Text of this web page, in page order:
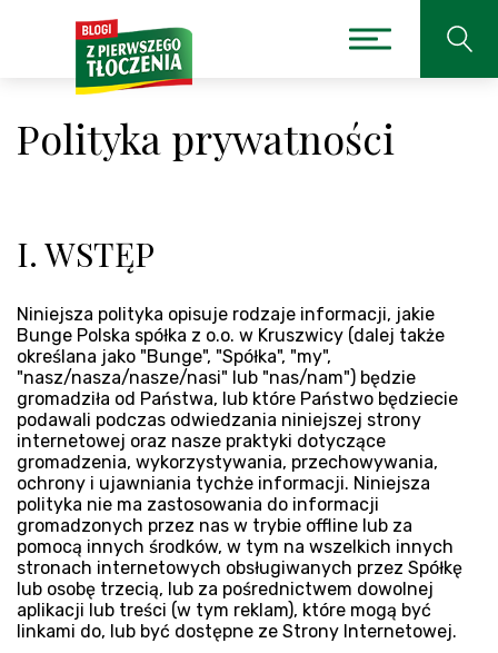
Polityka prywatności
I. WSTĘP
Niniejsza polityka opisuje rodzaje informacji, jakie
Bunge Polska spółka z o.o. w Kruszwicy (dalej także
określana jako "Bunge", "Spółka", "my",
"nasz/nasza/nasze/nasi" lub "nas/nam") będzie
gromadziła od Państwa, lub które Państwo będziecie
podawali podczas odwiedzania niniejszej strony
internetowej oraz nasze praktyki dotyczące
gromadzenia, wykorzystywania, przechowywania,
ochrony i ujawniania tychże informacji. Niniejsza
polityka nie ma zastosowania do informacji
gromadzonych przez nas w trybie offline lub za
pomocą innych środków, w tym na wszelkich innych
stronach internetowych obsługiwanych przez Spółkę
lub osobę trzecią, lub za pośrednictwem dowolnej
aplikacji lub treści (w tym reklam), które mogą być
linkami do, lub być dostępne ze Strony Internetowej.